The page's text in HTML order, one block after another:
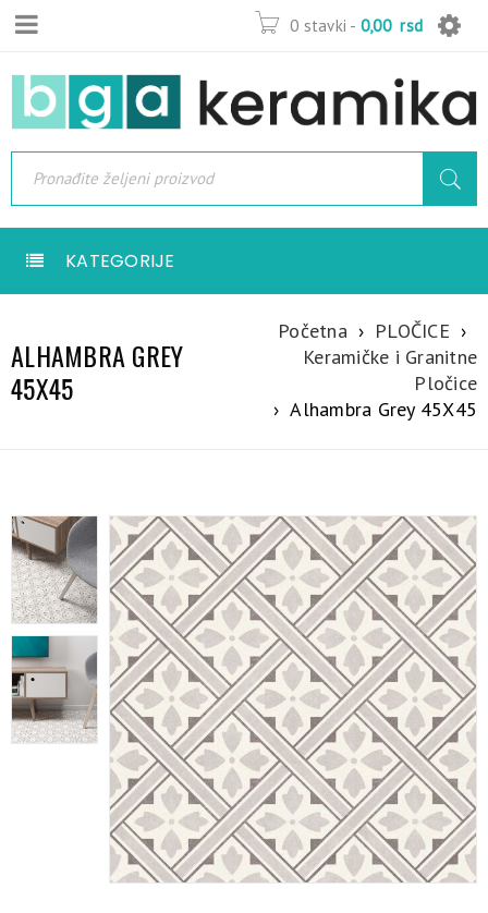
0 stavki - 0,00 rsd
KATEGORIJE
ALHAMBRA GREY
45X45
Početna › PLOČICE ›
Keramičke i Granitne
Pločice
› Alhambra Grey 45X45